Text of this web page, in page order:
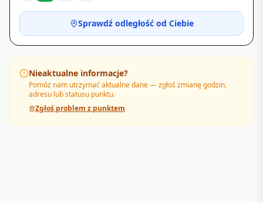
Sprawdź odległość od Ciebie
Nieaktualne informacje?
Pomóż nam utrzymać aktualne dane — zgłoś zmianę godzin,
adresu lub statusu punktu.
Zgłoś problem z punktem